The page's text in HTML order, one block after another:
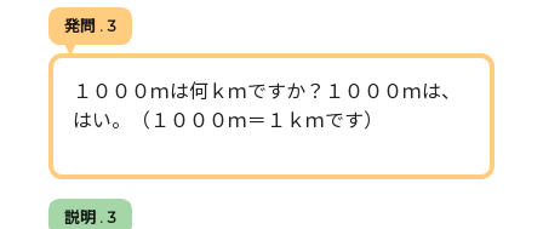
発問 . 3
１０００ｍは何ｋｍですか？１０００ｍは、
はい。（１０００ｍ＝１ｋｍです）
説明 . 3